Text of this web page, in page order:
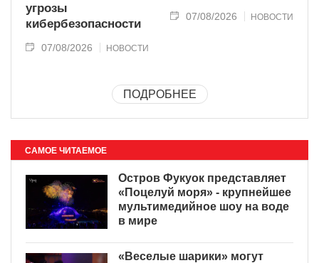
угрозы
кибербезопасности
07/08/2026 НОВОСТИ
07/08/2026 НОВОСТИ
ПОДРОБНЕЕ
САМОЕ ЧИТАЕМОЕ
Остров Фукуок представляет
«Поцелуй моря» - крупнейшее
мультимедийное шоу на воде
в мире
«Веселые шарики» могут